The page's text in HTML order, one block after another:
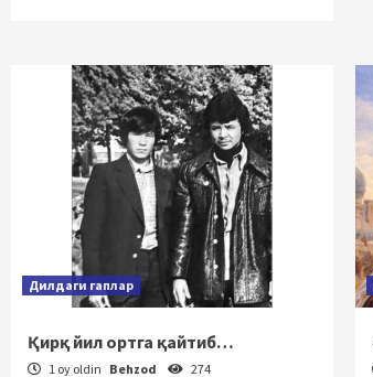
Дилдаги гаплар
Қирқ йил ортга қайтиб…
1 oy oldin Behzod 274